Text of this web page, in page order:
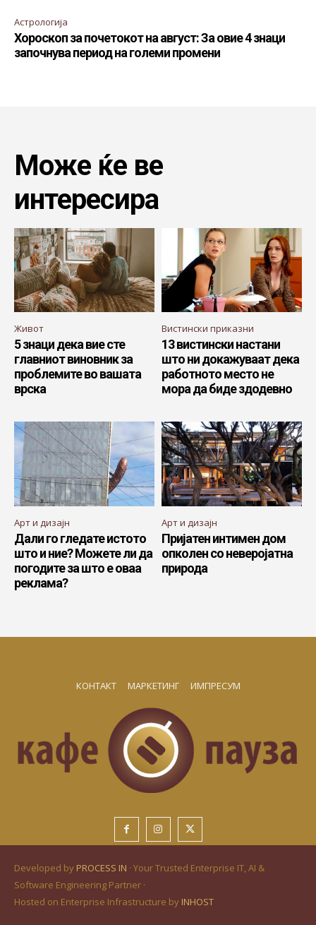
Астрологија
Хороскоп за почетокот на август: За овие 4 знаци
започнува период на големи промени
Може ќе ве
интересира
Живот
5 знаци дека вие сте
главниот виновник за
проблемите во вашата
врска
Вистински приказни
13 вистински настани
што ни докажуваат дека
работното место не
мора да биде здодевно
Арт и дизајн
Дали го гледате истото
што и ние? Можете ли да
погодите за што е оваа
реклама?
Арт и дизајн
Пријатен интимен дом
опколен со неверојатна
природа
КОНТАКТ МАРКЕТИНГ ИМПРЕСУМ
Developed by PROCESS IN · Your Trusted Enterprise IT, AI &
Software Engineering Partner ·
Hosted on Enterprise Infrastructure by INHOST